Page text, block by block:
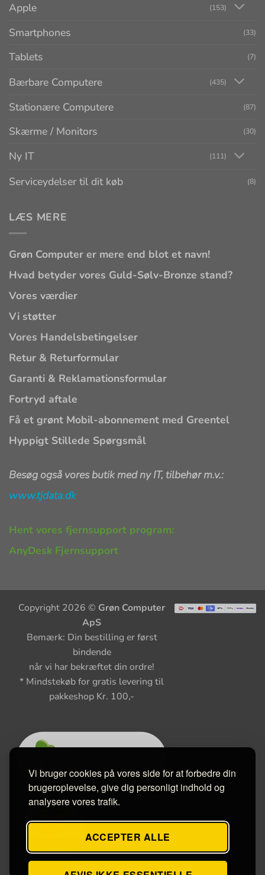
Vi bruger cookies på vores side for at forbedre din
brugeroplevelse, give dig personligt indhold og
analysere vores trafik.
ACCEPTER ALLE
Apple (153)
Smartphones (33)
Tablets (7)
Bærbare Computere (435)
Stationære Computere (87)
Skærme / Monitors (30)
Ny IT (111)
Serviceydelser til dit køb (8)
LÆS MERE
Grøn Computer er mere end blot et navn!
Hvad betyder vores Guld-Sølv-Bronze stand?
Vores værdier
Vi støtter
Vores Handelsbetingelser
Retur & Returformular
Garanti & Reklamationsformular
Fortryd aftale
Få et grønt Mobil-abonnement med Greentel
Hyppigt Stillede Spørgsmål
Besøg også vores butik med ny IT, tilbehør m.v.:
www.tjdata.dk
Hent vores fjernsupport program:
AnyDesk Fjernsupport
Copyright 2026 © Grøn Computer
ApS
Bemærk: Din bestilling er først
bindende
når vi har bekræftet din ordre!
* Mindstekøb for gratis levering til
pakkeshop Kr. 100,-